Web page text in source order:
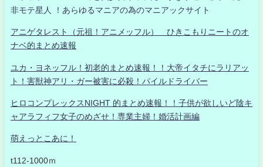
非モテ星人 ！あらゆるマニアの為のマニアックサイト
アニゲタレスト（元祖！アニメッフル） ひきこもりニートのオ
ナベ的まとめ速報
ユカ・ヨネッフル！初老的まとめ速報！！大帝イタチにラリアッ
ト！害獣神アリ・ガー被害に必殺！パイルドライバー
ヒロコンプレックスNIGHT 的まとめ速報！！子供が欲しいど陰キ
ャアラフィフ女子のめざせ！専業主婦！婚活計画編
萌えっとこあに！
t112-1000ｍ